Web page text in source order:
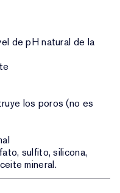
de pH natural de la
los poros (no es
sulfito, silicona,
mineral.